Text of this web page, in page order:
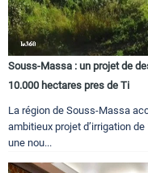
Souss-Massa : un projet de
10.000 hectares pres de Ti
La région de Souss-Massa
ambitieux projet d’irrigation
une nou...